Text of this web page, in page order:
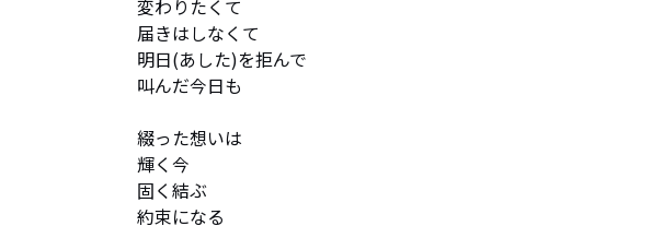
変わりたくて
届きはしなくて
明日(あした)を拒んで
叫んだ今日も
綴った想いは
輝く今
固く結ぶ
約束になる